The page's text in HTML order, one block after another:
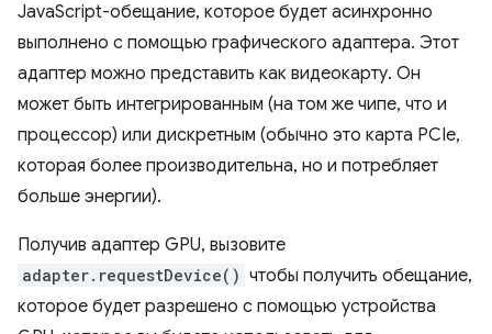
JavaScript-обещание, которое будет асинхронно
выполнено с помощью графического адаптера. Этот
адаптер можно представить как видеокарту. Он
может быть интегрированным (на том же чипе, что и
процессор) или дискретным (обычно это карта PCIe,
которая более производительна, но и потребляет
больше энергии).
Получив адаптер GPU, вызовите
adapter.requestDevice() чтобы получить обещание,
которое будет разрешено с помощью устройства